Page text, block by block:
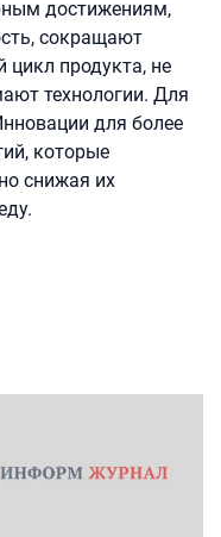
достижениям,
сокращают
продукта, не
технологии. Для
для более
которые
снижая их